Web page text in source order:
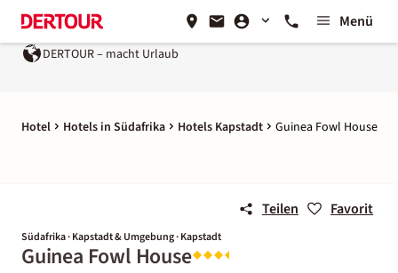
Menü
DERTOUR – macht Urlaub
Hotel Hotels in Südafrika Hotels Kapstadt Guinea Fowl House
Teilen Favorit
Südafrika · Kapstadt & Umgebung · Kapstadt
Guinea Fowl House